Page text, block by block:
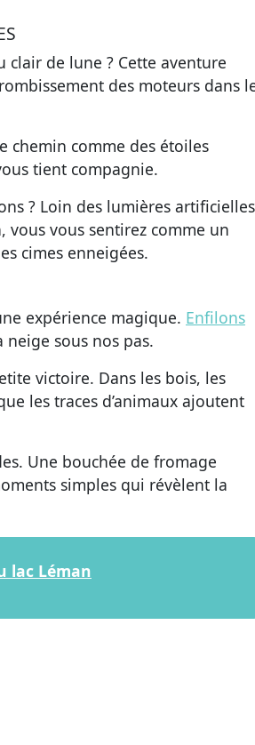
clair de lune ? Cette aventure
des moteurs dans
chemin comme des étoiles
tient compagnie.
? Loin des lumières
vous vous sentirez comme un
cimes enneigées.
expérience magique. Enfilons
sous nos pas.
victoire. Dans les bois, les
les traces d’animaux ajoutent
Une bouchée de fromage
simples qui révèlent la
lac Léman